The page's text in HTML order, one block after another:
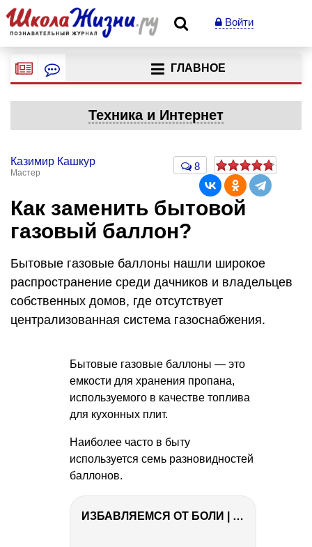
Войти
ГЛАВНОЕ
Техника и Интернет
Казимир Кашкур
Мастер
8
Как заменить бытовой
газовый баллон?
Бытовые газовые баллоны нашли широкое
распространение среди дачников и владельцев
собственных домов, где отсутствует
централизованная система газоснабжения.
Бытовые газовые баллоны — это
емкости для хранения пропана,
используемого в качестве топлива
для кухонных плит.
Наиболее часто в быту
используется семь разновидностей
баллонов.
ИЗБАВЛЯЕМСЯ ОТ БОЛИ | Важность режима и питания